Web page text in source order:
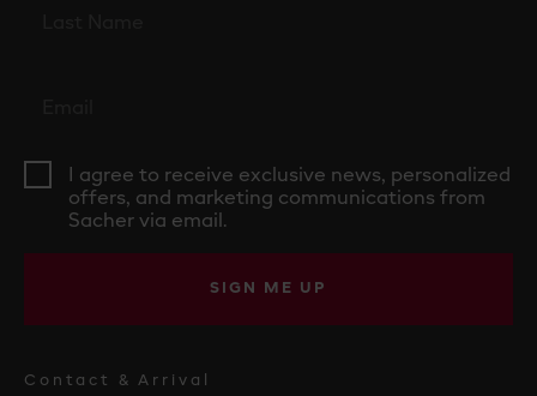
I agree to receive exclusive news, personalized
offers, and marketing communications from
Sacher via email.
SIGN ME UP
Contact & Arrival